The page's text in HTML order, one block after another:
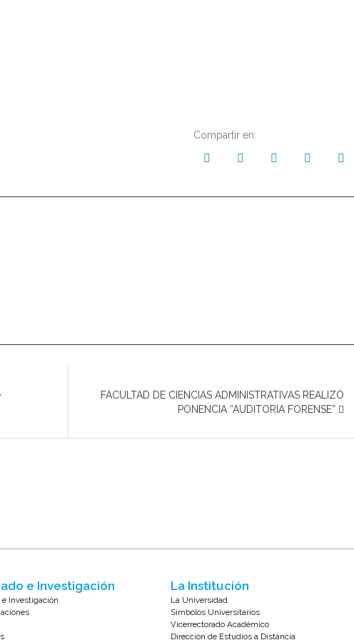
Compartir en:
FACULTAD DE CIENCIAS ADMINISTRATIVAS REALIZÓ
PONENCIA “AUDITORIA FORENSE”
e Investigación
Investigación
La Institución
La Universidad
Símbolos Universitarios
Vicerrectorado Académico
Dirección de Estudios a Distancia